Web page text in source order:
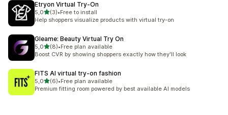
Etryon Virtual Try‑On
5,05 yıldız üzerinden
(3)
toplam 3 değerlendirme
•Free to install
Help shoppers visualize products with virtual try-on
Gleame: Beauty Virtual Try On
5,05 yıldız üzerinden
(8)
toplam 8 değerlendirme
•Free plan available
Boost CVR by showing shoppers exactly how they'll look
FITS AI virtual try‑on fashion
5,05 yıldız üzerinden
(6)
toplam 6 değerlendirme
•Free plan available
Premium fitting room powered by best available AI models